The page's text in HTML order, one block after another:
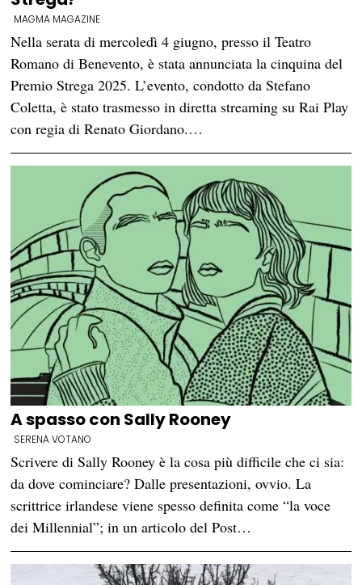
MAGMA MAGAZINE
Nella serata di mercoledì 4 giugno, presso il Teatro
Romano di Benevento, è stata annunciata la cinquina del
Premio Strega 2025. L’evento, condotto da Stefano
Coletta, è stato trasmesso in diretta streaming su Rai Play
con regia di Renato Giordano.…
A spasso con Sally Rooney
SERENA VOTANO
Scrivere di Sally Rooney è la cosa più difficile che ci sia:
da dove cominciare? Dalle presentazioni, ovvio. La
scrittrice irlandese viene spesso definita come “la voce
dei Millennial”; in un articolo del Post…